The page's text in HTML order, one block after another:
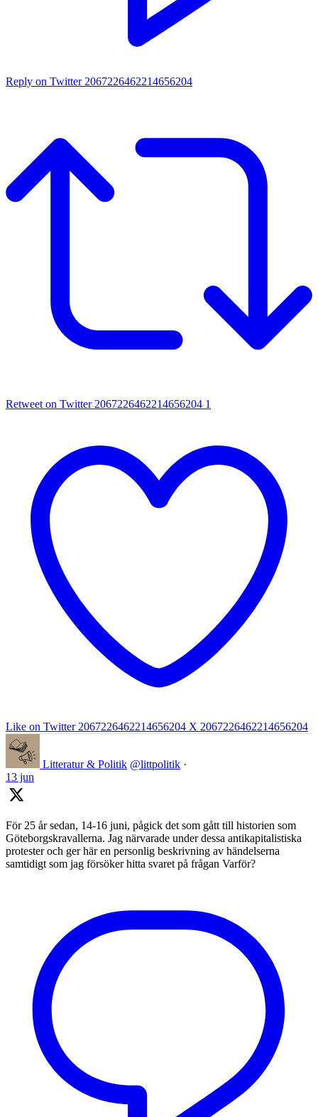
Reply on Twitter 2067226462214656204
Retweet on Twitter 2067226462214656204 1
Like on Twitter 2067226462214656204 X 2067226462214656204
Litteratur & Politik @littpolitik ·
13 jun
För 25 år sedan, 14-16 juni, pågick det som gått till historien som
Göteborgskravallerna. Jag närvarade under dessa antikapitalistiska
protester och ger här en personlig beskrivning av händelserna
samtidigt som jag försöker hitta svaret på frågan Varför?